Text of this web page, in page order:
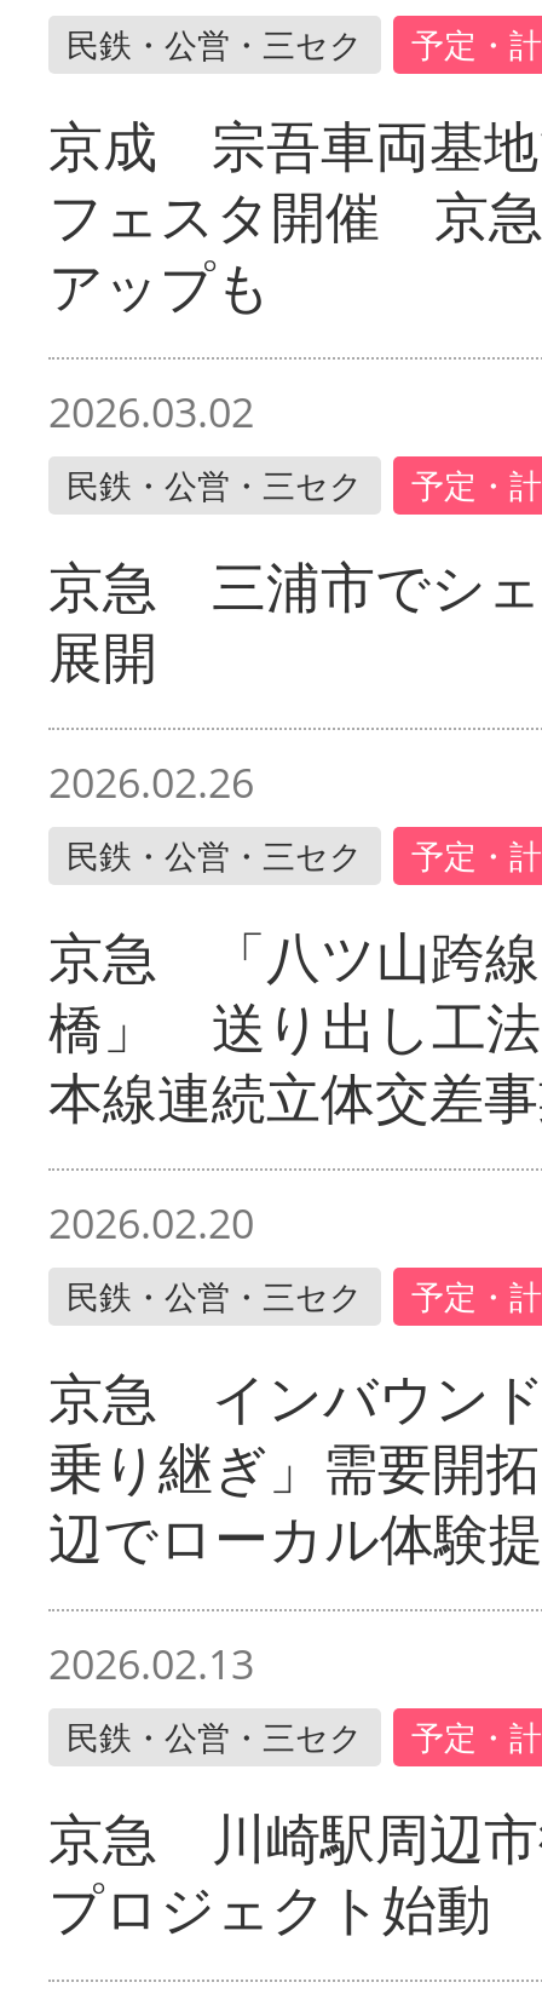
民鉄・公営・三セク 予定・
京成 宗吾車両基
フェスタ開催 京
アップも
2026.03.02
民鉄・公営・三セク 予定・
京急 三浦市でシ
展開
2026.02.26
民鉄・公営・三セク 予定・
京急 「八ツ山跨
橋」 送り出し工
本線連続立体交差
2026.02.20
民鉄・公営・三セク 予定・
京急 インバウン
乗り継ぎ」需要開
辺でローカル体験
2026.02.13
民鉄・公営・三セク 予定・
京急 川崎駅周辺
プロジェクト始動